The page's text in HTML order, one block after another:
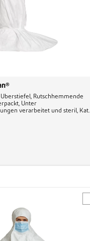
Überstiefel, Rutschhemmende
Unter
verarbeitet und steril, Kat.